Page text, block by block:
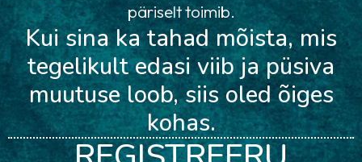
päriselt toimib.
Kui sina ka tahad mõista, mis
tegelikult edasi viib ja püsiva
muutuse loob, siis oled õiges
kohas.